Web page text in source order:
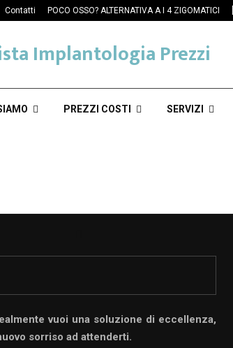
Contatti POCO OSSO? ALTERNATIVA A I 4 ZIGOMATICI
PREZZI COSTI SERVIZI
vuoi una soluzione di eccellenza,
sorriso ad attenderti.